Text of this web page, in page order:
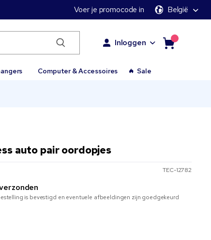
Voer je promocode in België
Inloggen
Computer & Accessoires Sale
auto pair oordopjes
TEC-12782
is bevestigd en eventuele afbeeldingen zijn goedgekeurd